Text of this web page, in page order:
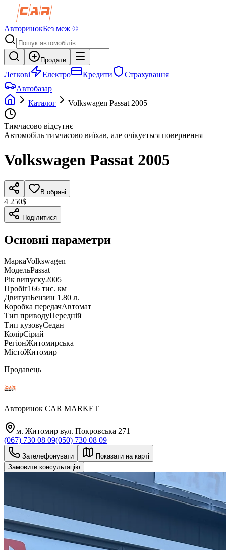
АвторинокБез меж ©
Продати
Легкові Електро Кредити
Страхування
Автобазар
Каталог
Volkswagen Passat 2005
Тимчасово відсутнє
Автомобіль тимчасово виїхав, але очікується повернення
Volkswagen Passat 2005
В обрані
4 250$
Поділитися
Основні параметри
МаркаVolkswagen
МодельPassat
Рік випуску2005
Пробіг166 тис. км
ДвигунБензин 1.80 л.
Коробка передачАвтомат
Тип приводуПередній
Тип кузовуСедан
КолірСірий
РегіонЖитомирська
МістоЖитомир
Продавець
Авторинок CAR MARKET
м. Житомир вул. Покровська 271
(067) 730 08 09(050) 730 08 09
Зателефонувати
Показати на карті
Замовити консультацію